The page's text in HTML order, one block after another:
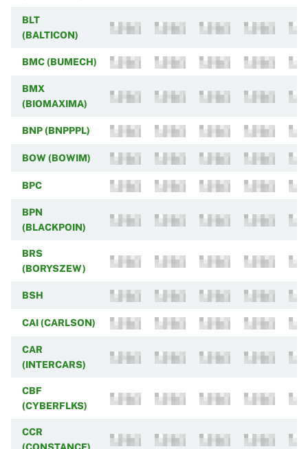
BLT
(BALTICON)
BMC (BUMECH)
BMX
(BIOMAXIMA)
BNP (BNPPPL)
BOW (BOWIM)
BPC
BPN
(BLACKPOIN)
BRS
(BORYSZEW)
BSH
CAI (CARLSON)
CAR
(INTERCARS)
CBF
(CYBERFLKS)
CCR
(CONSTANCE)